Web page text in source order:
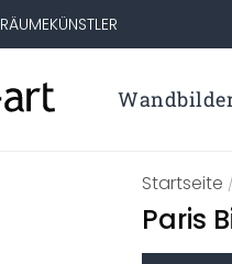
RÄUMEKÜNSTLER
Startseite
Paris